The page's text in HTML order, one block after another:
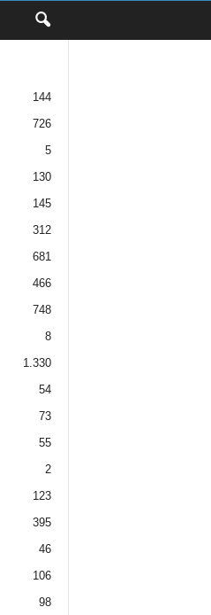
144
726
5
130
145
312
681
466
748
8
1.330
54
73
55
2
123
395
46
106
98